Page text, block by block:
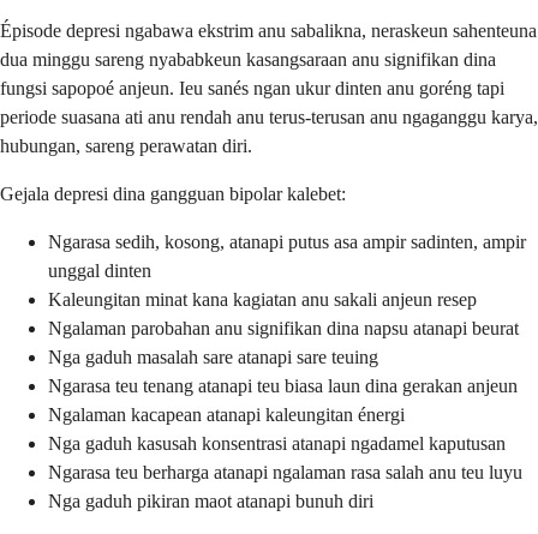
Épisode depresi ngabawa ekstrim anu sabalikna, neraskeun sahenteuna
dua minggu sareng nyababkeun kasangsaraan anu signifikan dina
fungsi sapopoé anjeun. Ieu sanés ngan ukur dinten anu goréng tapi
periode suasana ati anu rendah anu terus-terusan anu ngaganggu karya,
hubungan, sareng perawatan diri.
Gejala depresi dina gangguan bipolar kalebet:
Ngarasa sedih, kosong, atanapi putus asa ampir sadinten, ampir
unggal dinten
Kaleungitan minat kana kagiatan anu sakali anjeun resep
Ngalaman parobahan anu signifikan dina napsu atanapi beurat
Nga gaduh masalah sare atanapi sare teuing
Ngarasa teu tenang atanapi teu biasa laun dina gerakan anjeun
Ngalaman kacapean atanapi kaleungitan énergi
Nga gaduh kasusah konsentrasi atanapi ngadamel kaputusan
Ngarasa teu berharga atanapi ngalaman rasa salah anu teu luyu
Nga gaduh pikiran maot atanapi bunuh diri